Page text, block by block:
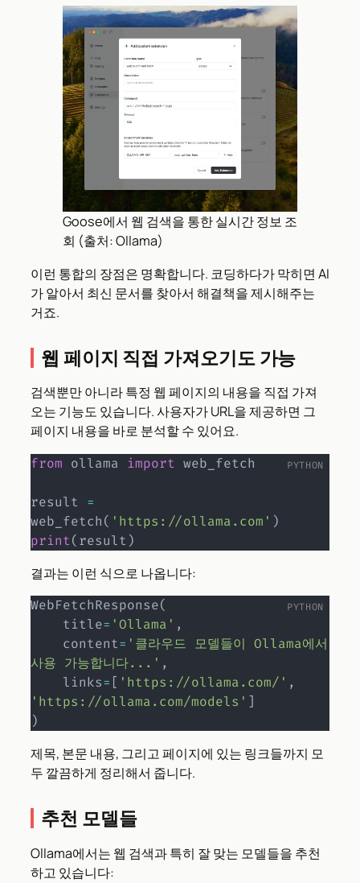
Goose에서 웹 검색을 통한 실시간 정보 조
회 (출처: Ollama)
이런 통합의 장점은 명확합니다. 코딩하다가 막히면 AI
가 알아서 최신 문서를 찾아서 해결책을 제시해주는
거죠.
웹 페이지 직접 가져오기도 가능
검색뿐만 아니라 특정 웹 페이지의 내용을 직접 가져
오는 기능도 있습니다. 사용자가 URL을 제공하면 그
페이지 내용을 바로 분석할 수 있어요.
from ollama import web_fetch
result =
web_fetch( 'https://ollama.com' )
print(result )
결과는 이런 식으로 나옵니다:
WebFetchResponse(
    title
= 'Ollama' ,
    content
= '클라우드 모델들이 Ollama에서
사용 가능합니다...' ,
    links
= [ 'https://ollama.com/' ,
'https://ollama.com/models' ]
)
제목, 본문 내용, 그리고 페이지에 있는 링크들까지 모
두 깔끔하게 정리해서 줍니다.
추천 모델들
Ollama에서는 웹 검색과 특히 잘 맞는 모델들을 추천
하고 있습니다: